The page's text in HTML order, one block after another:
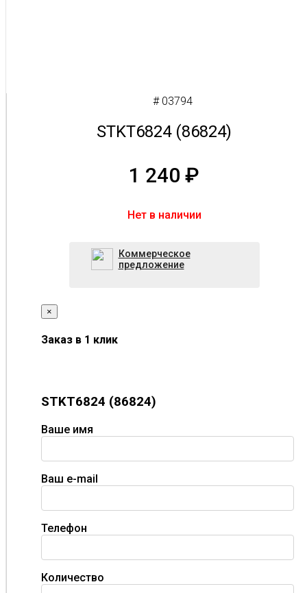
# 03794
STKT6824 (86824)
1 240 ₽
Нет в наличии
Коммерческое
предложение
×
Заказ в 1 клик
STKT6824 (86824)
Ваше имя
Ваш e-mail
Телефон
Количество